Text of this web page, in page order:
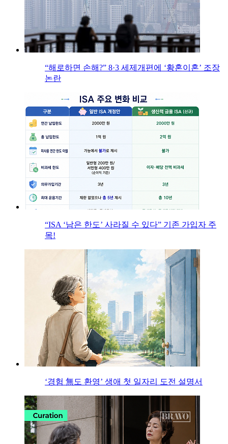
“해로하면 손해?” 8·3 세제개편에 ‘황혼이혼’ 조장
논란
“ISA ‘남은 한도’ 사라질 수 있다” 기존 가입자 주
목!
‘경험 無도 환영’ 생애 첫 일자리 도전 설명서